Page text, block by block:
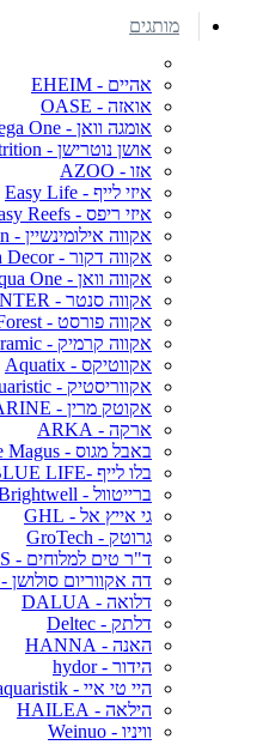
מותגים
אהיים - EHEIM
אואזה - OASE
אומגה וואן - Omega One
אושן נוטרישן - Ocean Nutrition
אזו - AZOO
איזי לייף - Easy Life
איזי ריפס - Easy Reefs
אקווה אילומינשיין - AI Aqua Illumination
אקווה דקור - Aqua Decor
אקווה וואן - Aqua One
אקווה סנטר - AQUA CENTER
אקווה פורסט - Aqua Forest
אקווה קרמיק - Aqua Ceramic
אקווטיקס - Aquatix
אקווריסטיק - Aquaristic
אקוטק מרין - ECOTECH MARINE
ארקה - ARKA
באבל מגוס - Bubble Magus
בלו לייף -BLUE LIFE
ברייטוול - Brightwell
גי אייץ אל - GHL
גרוטק - GroTech
ד"ר טים למלוחים - DR. TIM'S
דה אקווריום סולושן - The Aquarium Solution
דלואה - DALUA
דלתק - Deltec
האנה - HANNA
הידור - hydor
היי טי איי - ATI aquaristik
הילאה - HAILEA
וויניו - Weinuo